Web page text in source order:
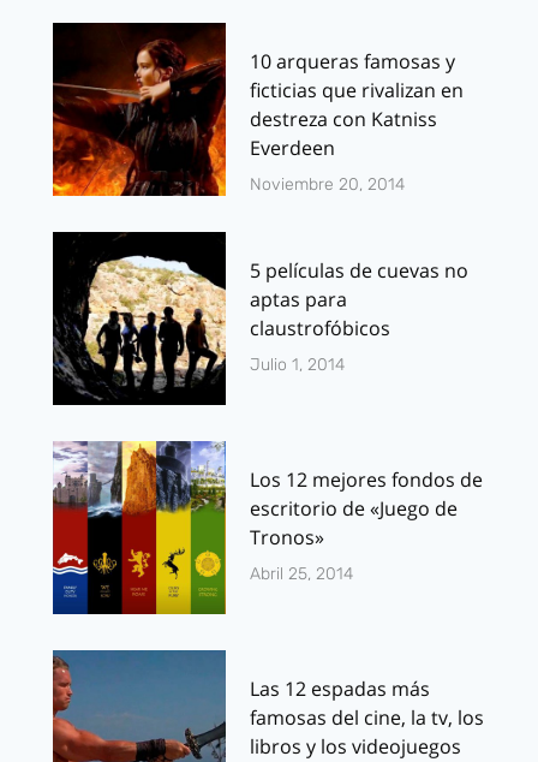
10 arqueras famosas y
ficticias que rivalizan en
destreza con Katniss
Everdeen
Noviembre 20, 2014
5 películas de cuevas no
aptas para
claustrofóbicos
Julio 1, 2014
Los 12 mejores fondos de
escritorio de «Juego de
Tronos»
Abril 25, 2014
Las 12 espadas más
famosas del cine, la tv, los
libros y los videojuegos